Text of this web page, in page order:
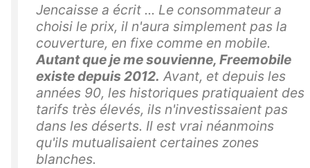
Jencaisse a écrit ... Le consommateur a
choisi le prix, il n'aura simplement pas la
couverture, en fixe comme en mobile.
Autant que je me souvienne, Freemobile
existe depuis 2012. Avant, et depuis les
années 90, les historiques pratiquaient des
tarifs très élevés, ils n'investissaient pas
dans les déserts. Il est vrai néanmoins
qu'ils mutualisaient certaines zones
blanches.